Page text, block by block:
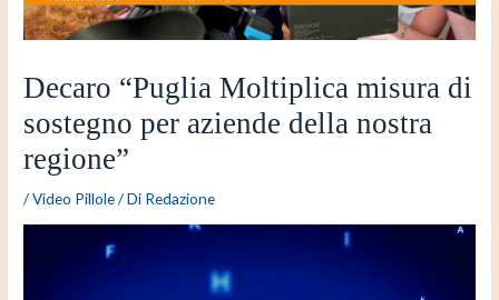
Decaro “Puglia Moltiplica misura di
sostegno per aziende della nostra
regione”
/Video Pillole/ Di Redazione